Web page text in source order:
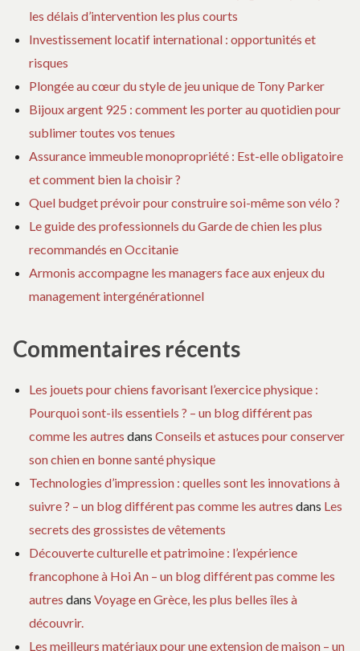
les délais d’intervention les plus courts
Investissement locatif international : opportunités et
risques
Plongée au cœur du style de jeu unique de Tony Parker
Bijoux argent 925 : comment les porter au quotidien pour
sublimer toutes vos tenues
Assurance immeuble monopropriété : Est-elle obligatoire
et comment bien la choisir ?
Quel budget prévoir pour construire soi-même son vélo ?
Le guide des professionnels du Garde de chien les plus
recommandés en Occitanie
Armonis accompagne les managers face aux enjeux du
management intergénérationnel
Commentaires récents
Les jouets pour chiens favorisant l’exercice physique :
Pourquoi sont-ils essentiels ? – un blog différent pas
comme les autres dans Conseils et astuces pour conserver
son chien en bonne santé physique
Technologies d’impression : quelles sont les innovations à
suivre ? – un blog différent pas comme les autres dans Les
secrets des grossistes de vêtements
Découverte culturelle et patrimoine : l’expérience
francophone à Hoi An – un blog différent pas comme les
autres dans Voyage en Grèce, les plus belles îles à
découvrir.
Les meilleurs matériaux pour une extension de maison – un